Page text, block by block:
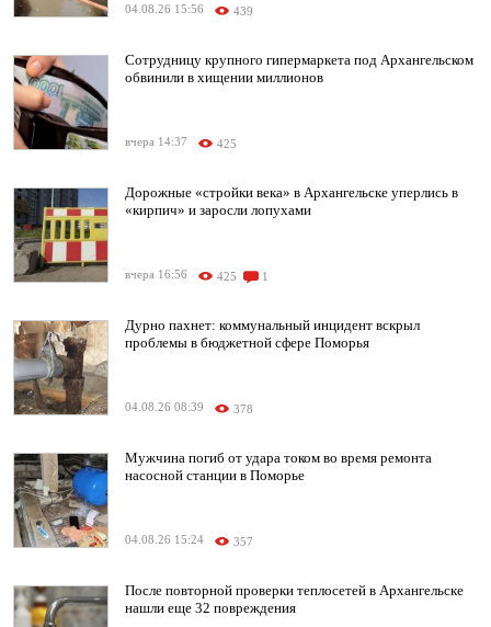
04.08.26 15:56 439
Сотрудницу крупного гипермаркета под Архангельском
обвинили в хищении миллионов
вчера 14:37 425
Дорожные «стройки века» в Архангельске уперлись в
«кирпич» и заросли лопухами
вчера 16:56 425 1
Дурно пахнет: коммунальный инцидент вскрыл
проблемы в бюджетной сфере Поморья
04.08.26 08:39 378
Мужчина погиб от удара током во время ремонта
насосной станции в Поморье
04.08.26 15:24 357
После повторной проверки теплосетей в Архангельске
нашли еще 32 повреждения